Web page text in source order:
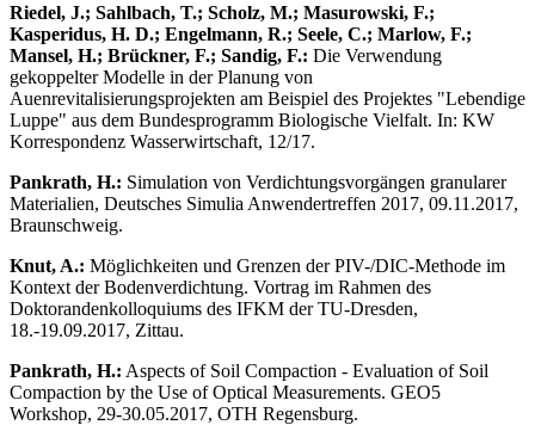
Riedel, J.; Sahlbach, T.; Scholz, M.; Masurowski, F.;
Kasperidus, H. D.; Engelmann, R.; Seele, C.; Marlow, F.;
Mansel, H.; Brückner, F.; Sandig, F.: Die Verwendung
gekoppelter Modelle in der Planung von
Auenrevitalisierungsprojekten am Beispiel des Projektes "Lebendige
Luppe" aus dem Bundesprogramm Biologische Vielfalt. In: KW
Korrespondenz Wasserwirtschaft, 12/17.
Pankrath, H.: Simulation von Verdichtungsvorgängen granularer
Materialien, Deutsches Simulia Anwendertreffen 2017, 09.11.2017,
Braunschweig.
Knut, A.: Möglichkeiten und Grenzen der PIV-/DIC-Methode im
Kontext der Bodenverdichtung. Vortrag im Rahmen des
Doktorandenkolloquiums des IFKM der TU-Dresden,
18.-19.09.2017, Zittau.
Pankrath, H.: Aspects of Soil Compaction - Evaluation of Soil
Compaction by the Use of Optical Measurements. GEO5
Workshop, 29-30.05.2017, OTH Regensburg.